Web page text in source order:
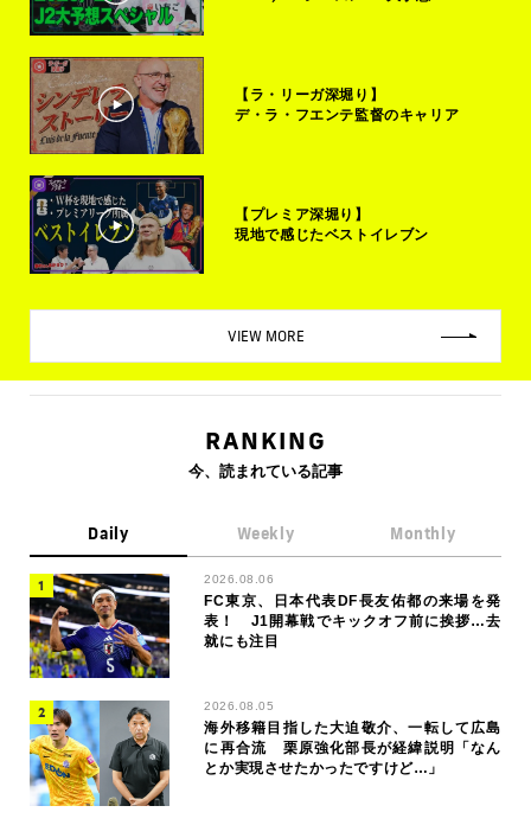
【ラ・リーガ深堀り】
デ・ラ・フエンテ監督のキャリア
【プレミア深堀り】
現地で感じたベストイレブン
VIEW MORE
RANKING
今、読まれている記事
Daily Weekly Monthly
2026.08.06
FC東京、日本代表DF長友佑都の来場を発
表！ J1開幕戦でキックオフ前に挨拶…去
就にも注目
2026.08.05
海外移籍目指した大迫敬介、一転して広島
に再合流 栗原強化部長が経緯説明「なん
とか実現させたかったですけど…」